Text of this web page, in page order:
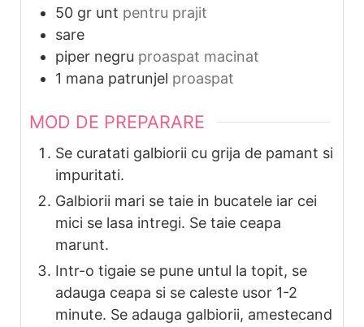
50 gr unt pentru prajit
sare
piper negru proaspat macinat
1 mana patrunjel proaspat
MOD DE PREPARARE
Se curatati galbiorii cu grija de pamant si
impuritati.
Galbiorii mari se taie in bucatele iar cei
mici se lasa intregi. Se taie ceapa
marunt.
Intr-o tigaie se pune untul la topit, se
adauga ceapa si se caleste usor 1-2
minute. Se adauga galbiorii, amestecand